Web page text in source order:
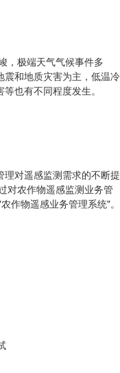
，极端天气气候事件多
和地质灾害为主，低温冷
也有不同程度发生。
对遥感监测需求的不断提
对农作物遥感监测业务管
作物遥感业务管理系统"。